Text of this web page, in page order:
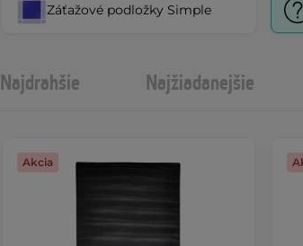
Záťažové podložky Simple
Najdrahšie Najžiadanejšie
Akcia